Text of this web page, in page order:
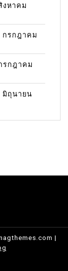
งหาคม
กรกฎาคม
รกฎาคม
มิถุนายน
|